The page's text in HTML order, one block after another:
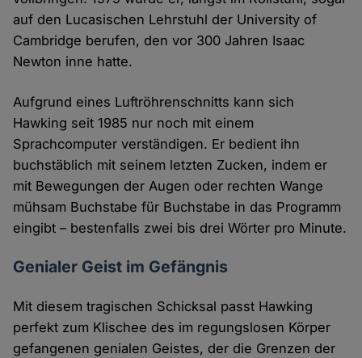
auf den Lucasischen Lehrstuhl der University of
Cambridge berufen, den vor 300 Jahren Isaac
Newton inne hatte.
Aufgrund eines Luftröhrenschnitts kann sich
Hawking seit 1985 nur noch mit einem
Sprachcomputer verständigen. Er bedient ihn
buchstäblich mit seinem letzten Zucken, indem er
mit Bewegungen der Augen oder rechten Wange
mühsam Buchstabe für Buchstabe in das Programm
eingibt – bestenfalls zwei bis drei Wörter pro Minute.
Genialer Geist im Gefängnis
Mit diesem tragischen Schicksal passt Hawking
perfekt zum Klischee des im regungslosen Körper
gefangenen genialen Geistes, der die Grenzen der